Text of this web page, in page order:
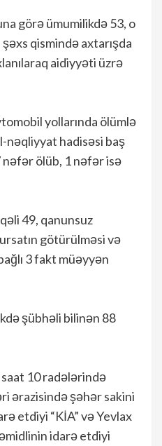
görə ümumilikdə 53, o
qismində axtarışda
aidiyyəti üzrə
yollarında ölümlə
nəqliyyat hadisəsi baş
ölüb, 1 nəfər isə
49, qanunsuz
götürülməsi və
3 fakt müəyyən
şübhəli bilinən 88
10 radələrində
ərazisində şəhər sakini
etdiyi “KİA” və Yevlax
idarə etdiyi